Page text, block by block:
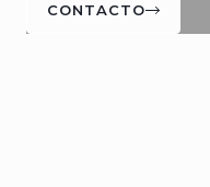
CONTACTO